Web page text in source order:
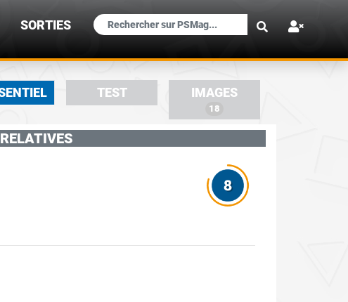
×
SORTIES
TEST IMAGES
18